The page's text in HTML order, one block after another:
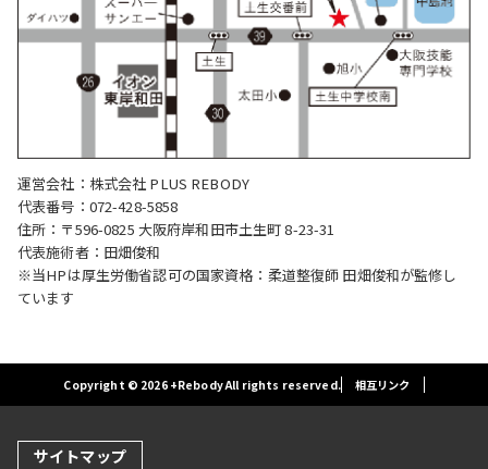
運営会社：株式会社 PLUS REBODY
代表番号：072-428-5858
住所：〒596-0825 大阪府岸和田市土生町 8-23-31
代表施術者：田畑俊和
※当HPは厚生労働省認可の国家資格：柔道整復師 田畑俊和が監修し
ています
Copyright © 2026 +Rebody All rights reserved. 相互リンク
サイトマップ